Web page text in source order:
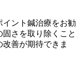
ント鍼治療をお勧
さを取り除くこと
善が期待できま